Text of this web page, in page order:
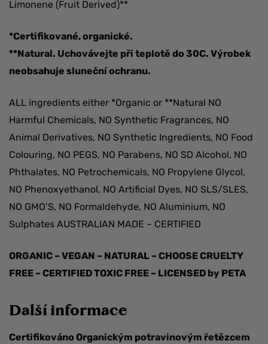
Limonene (Fruit Derived)**
*Certifikované, organické.
**Natural. Uchovávejte při teplotě do 30C. Výrobek
neobsahuje sluneční ochranu.
ALL ingredients either *Organic or **Natural NO
Harmful Chemicals, NO Synthetic Fragrances, NO
Animal Derivatives, NO Synthetic Ingredients, NO Food
Colouring, NO PEGS, NO Parabens, NO SD Alcohol, NO
Phthalates, NO Petrochemicals, NO Propylene Glycol,
NO Phenoxyethanol, NO Artificial Dyes, NO SLS/SLES,
NO GMO’S, NO Formaldehyde, NO Aluminium, NO
Sulphates AUSTRALIAN MADE – CERTIFIED
ORGANIC – VEGAN – NATURAL – CHOOSE CRUELTY
FREE – CERTIFIED TOXIC FREE – LICENSED by PETA
Další informace
Certifikováno Organickým potravinovým řetězcem